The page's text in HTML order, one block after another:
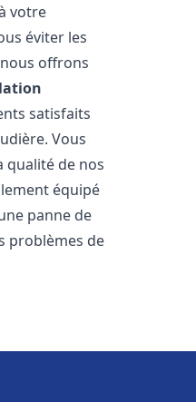
votre
éviter les
offrons
satisfaits
Vous
qualité de nos
équipé
panne de
problèmes de